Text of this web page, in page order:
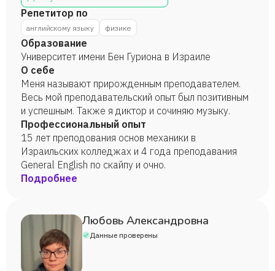
Репетитор по
английскому языку физике
Образование
Университет имени Бен Гуриона в Израиле
О себе
Меня называют прирожденным преподавателем.
Весь мой преподавательский опыт был позитивным
и успешным. Также я диктор и сочиняю музыку.
Профессиональный опыт
15 лет преподования основ механики в
Израильских колледжах и 4 года преподавания
General English по скайпу и очно.
Подробнее
Любовь Александровна
Данные проверены